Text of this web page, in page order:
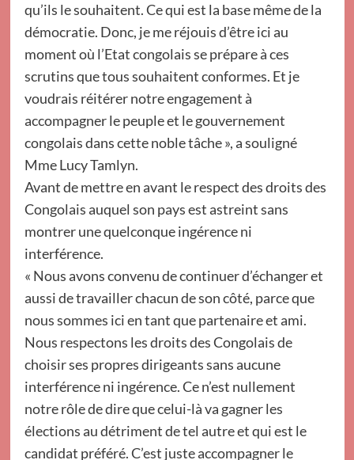
qu’ils le souhaitent. Ce qui est la base même de la
démocratie. Donc, je me réjouis d’être ici au
moment où l’Etat congolais se prépare à ces
scrutins que tous souhaitent conformes. Et je
voudrais réitérer notre engagement à
accompagner le peuple et le gouvernement
congolais dans cette noble tâche », a souligné
Mme Lucy Tamlyn.
Avant de mettre en avant le respect des droits des
Congolais auquel son pays est astreint sans
montrer une quelconque ingérence ni
interférence.
« Nous avons convenu de continuer d’échanger et
aussi de travailler chacun de son côté, parce que
nous sommes ici en tant que partenaire et ami.
Nous respectons les droits des Congolais de
choisir ses propres dirigeants sans aucune
interférence ni ingérence. Ce n’est nullement
notre rôle de dire que celui-là va gagner les
élections au détriment de tel autre et qui est le
candidat préféré. C’est juste accompagner le